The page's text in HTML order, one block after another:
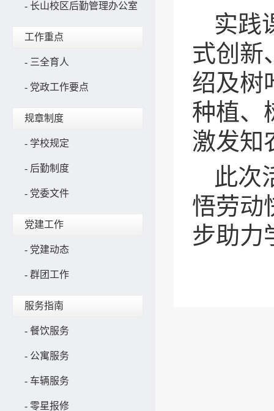
- 长山校区后勤管理办公室
工作重点
- 三全育人
- 党政工作要点
规章制度
- 学校规定
- 后勤制度
- 党委文件
党建工作
- 党建动态
- 群团工作
服务指南
- 餐饮服务
- 公寓服务
- 车辆服务
- 零星报修
实践
式创新
绍及树
种植、
激发知
此次
悟劳动
步助力